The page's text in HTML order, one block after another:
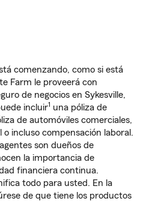
comenzando, como si está
Farm le proveerá con
de negocios en Sykesville,
incluir1 una póliza de
de automóviles comerciales,
incluso compensación laboral.
son dueños de
la importancia de
financiera continua.
todo para usted. En la
de que tiene los productos